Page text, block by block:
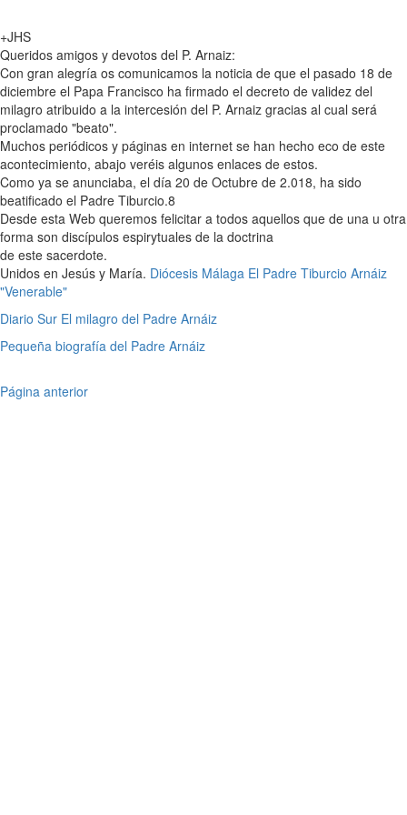
+JHS
Queridos amigos y devotos del P. Arnaiz:
Con gran alegría os comunicamos la noticia de que el pasado 18 de
diciembre el Papa Francisco ha firmado el decreto de validez del
milagro atribuido a la intercesión del P. Arnaiz gracias al cual será
proclamado "beato".
Muchos periódicos y páginas en internet se han hecho eco de este
acontecimiento, abajo veréis algunos enlaces de estos.
Como ya se anunciaba, el día 20 de Octubre de 2.018, ha sido
beatificado el Padre Tiburcio.8
Desde esta Web queremos felicitar a todos aquellos que de una u otra
forma son discípulos espirytuales de la doctrina
de este sacerdote.
Unidos en Jesús y María. Diócesis Málaga El Padre Tiburcio Arnáiz
"Venerable"
Diario Sur El milagro del Padre Arnáiz
Pequeña biografía del Padre Arnáiz
Página anterior